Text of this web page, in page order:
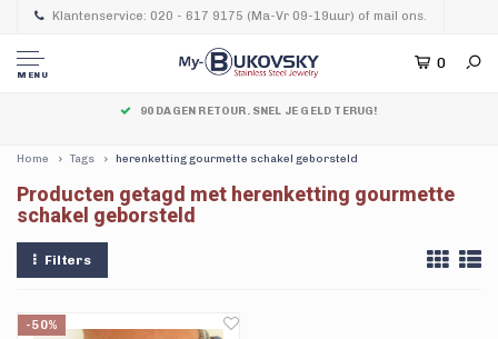
Klantenservice: 020 - 617 9175 (Ma-Vr 09-19uur) of mail ons.
MENU
0
90 DAGEN RETOUR. SNEL JE GELD TERUG!
Home Tags herenketting gourmette schakel geborsteld
Producten getagd met herenketting gourmette
schakel geborsteld
Filters
-50%